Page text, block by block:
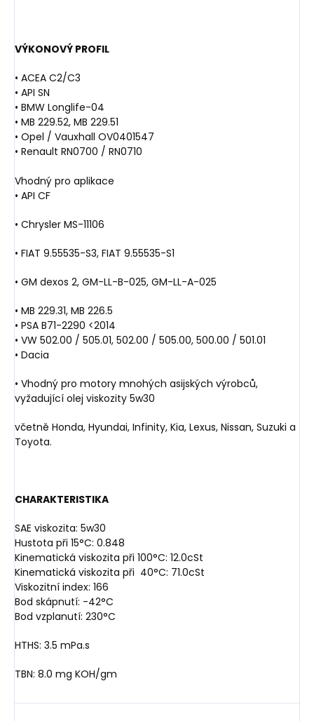
VÝKONOVÝ PROFIL
• ACEA C2/C3
• API SN
• BMW Longlife-04
• MB 229.52, MB 229.51
• Opel / Vauxhall OV0401547
• Renault RN0700 / RN0710
Vhodný pro aplikace
• API CF
• Chrysler MS-11106
• FIAT 9.55535-S3, FIAT 9.55535-S1
• GM dexos 2, GM-LL-B-025, GM-LL-A-025
• MB 229.31, MB 226.5
• PSA B71-2290 <2014
• VW 502.00 / 505.01, 502.00 / 505.00, 500.00 / 501.01
• Dacia
• Vhodný pro motory mnohých asijských výrobců,
vyžadující olej viskozity 5w30
včetně Honda, Hyundai, Infinity, Kia, Lexus, Nissan, Suzuki a
Toyota.
CHARAKTERISTIKA
SAE viskozita: 5w30
Hustota při 15°C: 0.848
Kinematická viskozita při 100°C: 12.0cSt
Kinematická viskozita při 40°C: 71.0cSt
Viskozitní index: 166
Bod skápnutí: -42°C
Bod vzplanutí: 230°C
HTHS: 3.5 mPa.s
TBN: 8.0 mg KOH/gm